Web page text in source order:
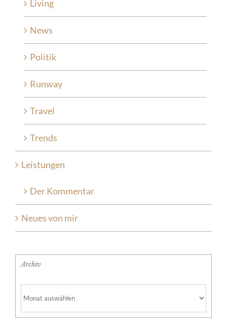
Living
News
Politik
Runway
Travel
Trends
Leistungen
Der Kommentar
Neues von mir
Archiv